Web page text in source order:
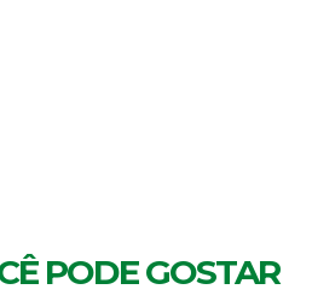
PODE GOSTAR